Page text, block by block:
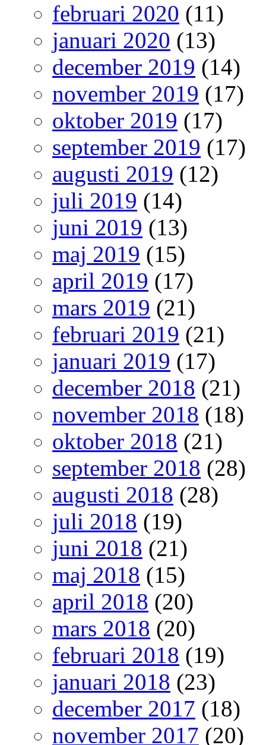
februari 2020 (11)
januari 2020 (13)
december 2019 (14)
november 2019 (17)
oktober 2019 (17)
september 2019 (17)
augusti 2019 (12)
juli 2019 (14)
juni 2019 (13)
maj 2019 (15)
april 2019 (17)
mars 2019 (21)
februari 2019 (21)
januari 2019 (17)
december 2018 (21)
november 2018 (18)
oktober 2018 (21)
september 2018 (28)
augusti 2018 (28)
juli 2018 (19)
juni 2018 (21)
maj 2018 (15)
april 2018 (20)
mars 2018 (20)
februari 2018 (19)
januari 2018 (23)
december 2017 (18)
november 2017 (20)